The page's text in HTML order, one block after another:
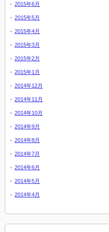
2015年6月
2015年5月
2015年4月
2015年3月
2015年2月
2015年1月
2014年12月
2014年11月
2014年10月
2014年9月
2014年8月
2014年7月
2014年6月
2014年5月
2014年4月